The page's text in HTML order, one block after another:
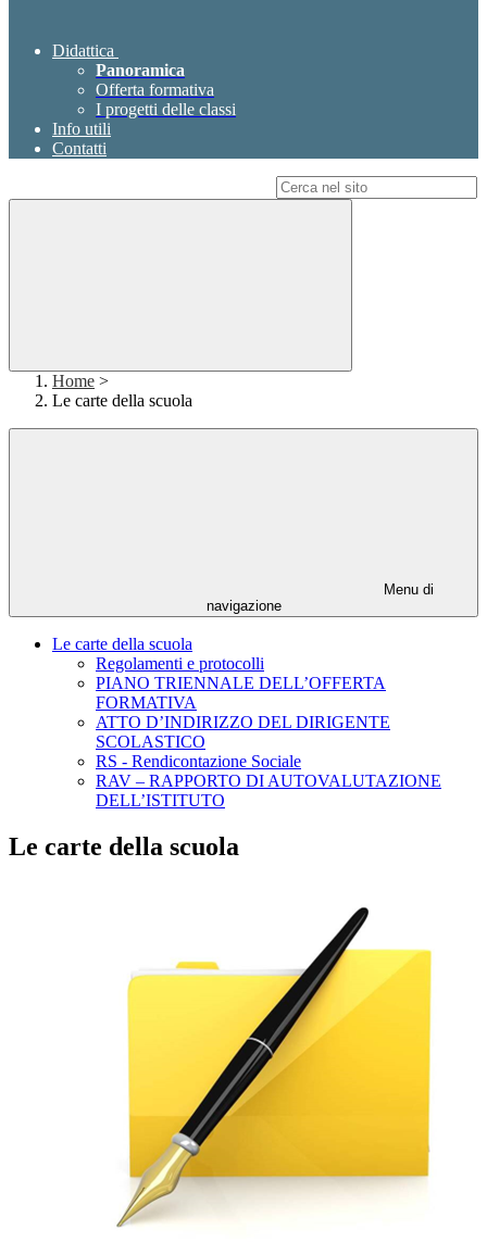
Didattica
Panoramica
Offerta formativa
I progetti delle classi
Info utili
Contatti
Home >
Le carte della scuola
Menu di
navigazione
Le carte della scuola
Regolamenti e protocolli
PIANO TRIENNALE DELL’OFFERTA
FORMATIVA
ATTO D’INDIRIZZO DEL DIRIGENTE
SCOLASTICO
RS - Rendicontazione Sociale
RAV – RAPPORTO DI AUTOVALUTAZIONE
DELL’ISTITUTO
Le carte della scuola